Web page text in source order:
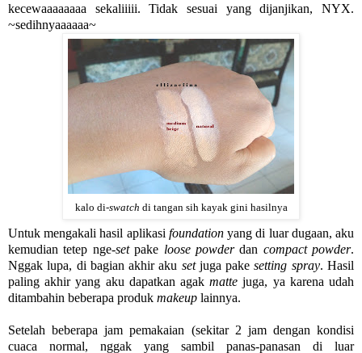
kecewaaaaaaaa sekaliiiii. Tidak sesuai yang dijanjikan, NYX.
~sedihnyaaaaaa~
kalo di-swatch di tangan sih kayak gini hasilnya
Untuk mengakali hasil aplikasi foundationyang di luar dugaan, aku
kemudian tetep nge-setpake loose powderdan compact powder.
Nggak lupa, di bagian akhir aku setjuga pakesetting spray. Hasil
paling akhir yang aku dapatkan agakmatte juga, ya karena udah
ditambahin beberapa produk makeup lainnya.
Setelah beberapa jam pemakaian (sekitar 2 jam dengan kondisi
cuaca normal, nggak yang sambil panas-panasan di luar